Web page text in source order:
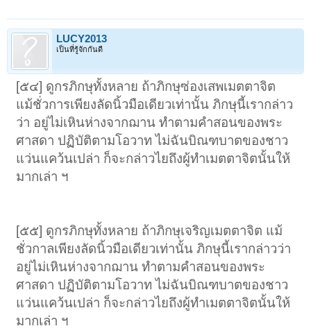
เทวดายังบอกอีก บอกคนเรามีเทวดาประจำวันเกิด
ทุกคน เทวดาวันเกิดออกไปเมื่อไรนะ เทวดาใหม่
ยังไม่มา มักจะตาย เห็นหนอมันบอก อาตมาจับได้
หลายคนแล้ว บางคนเงาหัวไม่มี ตายแน่ ตายทุก
ราย เพราะว่าเทวดาเราย้ายไป หากเทวดาองค์
ใหม่ยังไม่มาประจำให้ระวังนะ ช่วงจังหวะนั้น
ระวังนะ มีพระ ๑๐๐ องค์คล้องคอก็ต้องตาย มี
เคล็ดลับอันนี้แนะแนวไว้ก่อน มันมีวิธีพิสูจน์ว่า คน
นี่มีเทวดารักษาไหม บางท่านไม่ได้คล้องพระเลย
คนนะ เห็นหนอบอกได้แต่ยังไม่บอกต้องแนะแนว
อันนี้เรื่องจริง
แล้วเวลากาลต่อมา แม่ชีก้อนทองยังมีเกร็ดพิเศษอีกหลายอย่าง เทวดาบอก
ไว้ว่าอยากคุยกับเทวดาให้สวดบทเมตตาใหญ่นี้ แล้ววันหนึ่งใกล้วันที่
สมเด็จพระสังฆราช จะเสด็จ ประชุมพระสงฆ์ทั่วราชอาณาจักร วัดพัฒนา
ตัวอย่างก็เหลืออีก ๑๐ กว่าวันเท่านั้น ก็จะเสด็จแล้ว ๙.๔๕ น. ตอนเช้า
อาตมายังอยู่ที่กุฏิ คนเคยมาช่วยทำงานที่นี่อยู่ใต้ต้นพิกุลทั้งนั้น กำลังจะมา
ปลูกปะรำ เอาผ้าใบขึง ต้นพิกุลเทพสถิตต้นนั้นโค่นสนั่นหวั่นไหว ไม่มีลมเลย
LUCY2013
เป็นที่รู้จักกันดี
[๕๔] ดูกรภิกษุทั้งหลาย ถ้าภิกษุซ่องเสพเมตตาจิต
แม้ชั่วการเพียงลัดนิ้วมือเดียวเท่านั้น ภิกษุนี้เรากล่าว
ว่า อยู่ไม่เหินห่างจากฌาน ทำตามคำสอนของพระ
ศาสดา ปฏิบัติตามโอวาท ไม่ฉันบิณฑบาตของชาว
แว่นแคว้นเปล่า ก็จะกล่าวไยถึงผู้ทำเมตตาจิตนั้นให้
มากเล่า ฯ
[๕๕] ดูกรภิกษุทั้งหลาย ถ้าภิกษุเจริญเมตตาจิต แม้
ชั่วกาลเพียงลัดนิ้วมือเดียวเท่านั้น ภิกษุนี้เรากล่าวว่า
อยู่ไม่เหินห่างจากฌาน ทำตามคำสอนของพระ
ศาสดา ปฏิบัติตามโอวาท ไม่ฉันบิณฑบาตของชาว
แว่นแคว้นเปล่า ก็จะกล่าวไยถึงผู้ทำเมตตาจิตนั้นให้
มากเล่า ฯ